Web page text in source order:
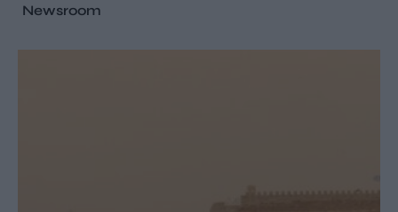
Newsroom